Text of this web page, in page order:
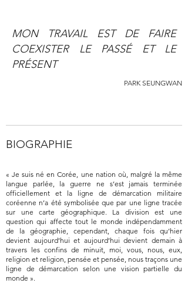
MON TRAVAIL EST DE FAIRE
COEXISTER LE PASSÉ ET LE
PRÉSENT
PARK SEUNGWAN
BIOGRAPHIE
« Je suis né en Corée, une nation où, malgré la même
langue parlée, la guerre ne s’est jamais terminée
officiellement et la ligne de démarcation militaire
coréenne n’a été symbolisée que par une ligne tracée
sur une carte géographique. La division est une
question qui affecte tout le monde indépendamment
de la géographie, cependant, chaque fois qu’hier
devient aujourd’hui et aujourd’hui devient demain à
travers les confins de minuit, moi, vous, nous, eux,
religion et religion, pensée et pensée, nous traçons une
ligne de démarcation selon une vision partielle du
monde ».